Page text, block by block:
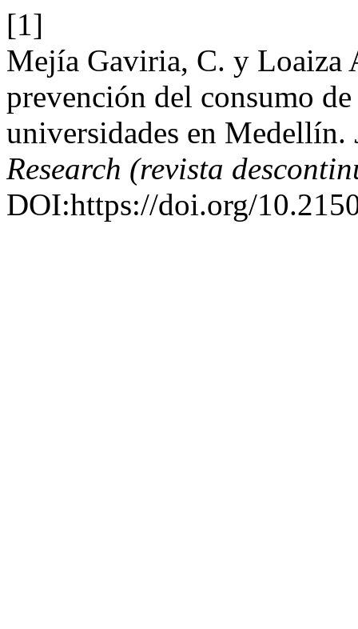
[1]
Mejía Gaviria, C. y Loaiza
prevención del consumo
universidades en Medellín.
Research (revista
DOI:https://doi.org/